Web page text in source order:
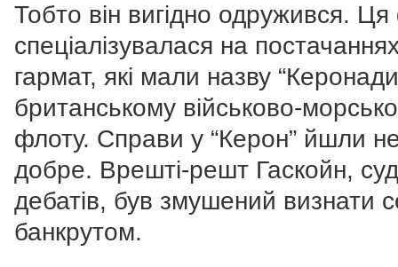
Тобто він вигідно одружився.
спеціалізувалася на
гармат, які мали назву
британському військово-
флоту. Справи у “Керон” йшли
добре. Врешті-решт Гаскойн,
дебатів, був змушений визнати
банкрутом.